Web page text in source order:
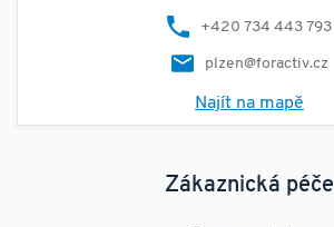
+420 734 443 793
plzen@foractiv.cz
Najít na mapě
Zákaznická péče